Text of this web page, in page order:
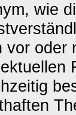
wie
vor oder